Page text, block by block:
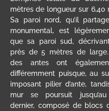
mètres de longueur sur 6,40
Sa paroi nord, qu’il
monumental, est
que sa paroi sud,
près de 5 mètres de
des antes ont
différemment puisque, au
imposant pilier d’ante,
mur se poursuit
dernier, composé de blocs